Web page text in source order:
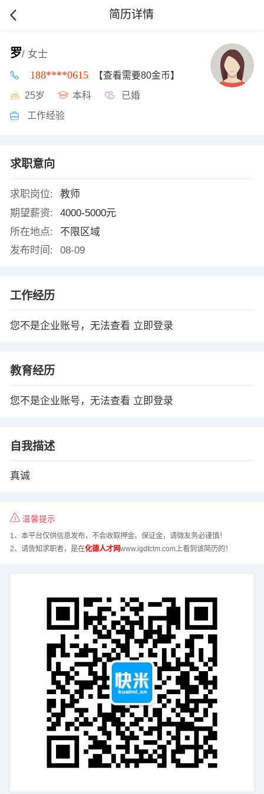
简历详情
罗/ 女士
188****0615 【查看需要80金币】
25岁 本科 已婚
工作经验
求职意向
求职岗位:
教师
期望薪资:
4000-5000元
所在地点:
不限区域
发布时间:
08-09
工作经历
您不是企业账号，无法查看 立即登录
教育经历
您不是企业账号，无法查看 立即登录
自我描述
真诚
温馨提示
1、本平台仅供信息发布，不会收取押金、保证金，请微友务必谨慎！
2、请告知求职者，是在化德人才网www.igdtctm.com上看到该简历的！